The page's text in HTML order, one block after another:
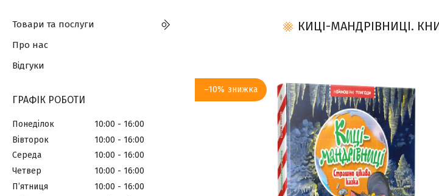
КИЦІ-МАНДРІВНИЦІ.
–10%
Товари та послуги
Про нас
Відгуки
ГРАФІК РОБОТИ
Понеділок 10:00
16:00
Вівторок
10:00
16:00
Середа
10:00
16:00
Четвер
10:00
16:00
Пʼятниця
10:00
16:00